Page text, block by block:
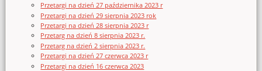
Przetargi na dzień 27 października 2023 r
Przetargi na dzień 29 sierpnia 2023 rok
Przetargi na dzień 28 sierpnia 2023 r
Przetarg na dzień 8 sierpnia 2023 r.
Przetarg na dzień 2 sierpnia 2023 r.
Przetargi na dzień 27 czerwca 2023 r
Przetargi na dzień 16 czerwca 2023